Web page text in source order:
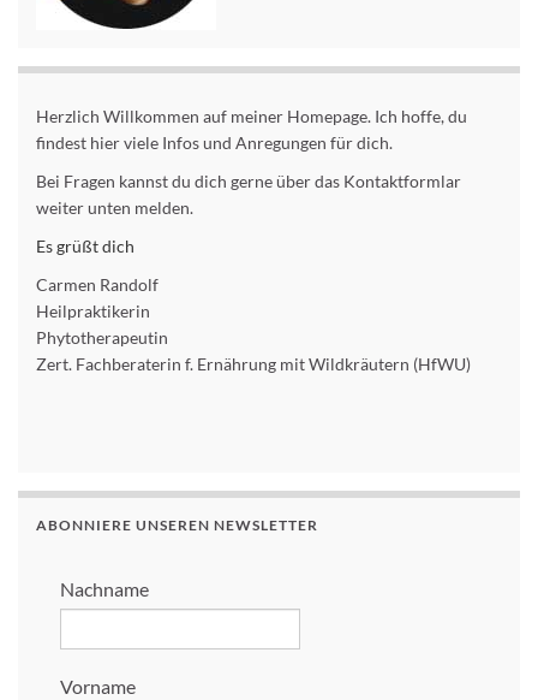
Herzlich Willkommen auf meiner Homepage. Ich hoffe, du
findest hier viele Infos und Anregungen für dich.
Bei Fragen kannst du dich gerne über das Kontaktformlar
weiter unten melden.
Es grüßt dich
Carmen Randolf
Heilpraktikerin
Phytotherapeutin
Zert. Fachberaterin f. Ernährung mit Wildkräutern (HfWU)
ABONNIERE UNSEREN NEWSLETTER
Nachname
Vorname